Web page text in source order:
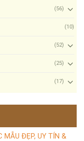
(56)
(10)
(52)
(25)
(17)
MẪU ĐẸP, UY TÍN &